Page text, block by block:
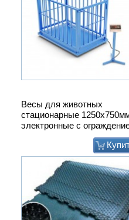
Весы для животных
стационарные
электронные с